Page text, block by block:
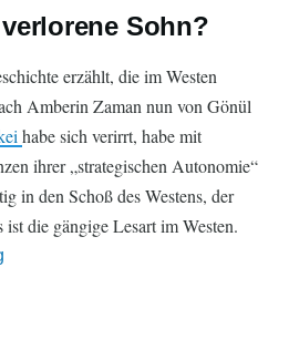
Sohn?
erzählt, die im Westen
Amberin Zaman nun von Gönül
habe sich verirrt, habe mit
ihrer „strategischen Autonomie“
in den Schoß des Westens, der
die gängige Lesart im Westen.